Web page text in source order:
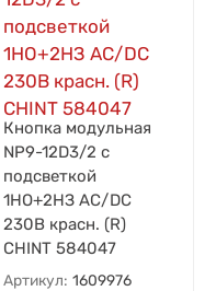
Кнопка модульная
NP9-12D3/2 с
подсветкой
1НО+2НЗ AC/DC
230В красн. (R)
CHINT 584047
Артикул: 1609976